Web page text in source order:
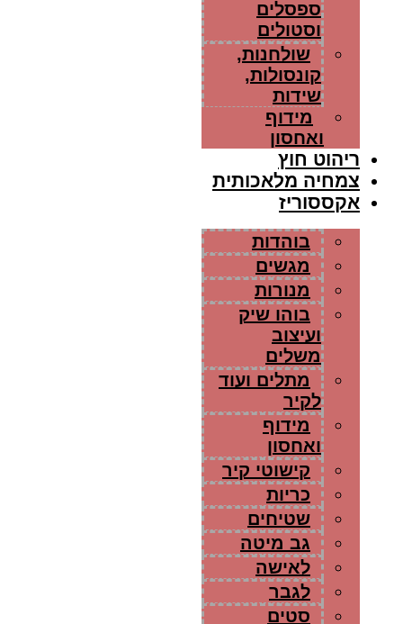
ספסלים
וסטולים
שולחנות,
קונסולות,
שידות
מידוף
ואחסון
ריהוט חוץ
צמחיה מלאכותית
אקססוריז
בוהדות
מגשים
מנורות
בוהו שיק
ועיצוב
משלים
מתלים ועוד
לקיר
מידוף
ואחסון
קישוטי קיר
כריות
שטיחים
גב מיטה
לאישה
לגבר
סטים